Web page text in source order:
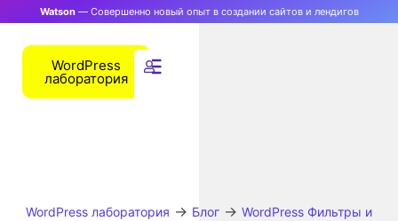
Watson— Совершенно новый опыт в создании сайтов и лендигов
WordPress
лаборатория
WordPress лаборатория → Блог → WordPress Фильтры и